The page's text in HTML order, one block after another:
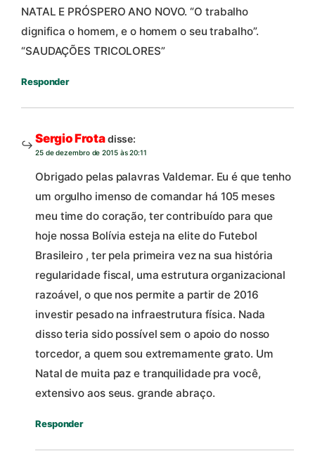
NATAL E PRÓSPERO ANO NOVO. “O trabalho
dignifica o homem, e o homem o seu trabalho”.
“SAUDAÇÕES TRICOLORES”
Responder
Sergio Frotadisse:
25 de dezembro de 2015 às 20:11
Obrigado pelas palavras Valdemar. Eu é que tenho
um orgulho imenso de comandar há 105 meses
meu time do coração, ter contribuído para que
hoje nossa Bolívia esteja na elite do Futebol
Brasileiro , ter pela primeira vez na sua história
regularidade fiscal, uma estrutura organizacional
razoável, o que nos permite a partir de 2016
investir pesado na infraestrutura física. Nada
disso teria sido possível sem o apoio do nosso
torcedor, a quem sou extremamente grato. Um
Natal de muita paz e tranquilidade pra você,
extensivo aos seus. grande abraço.
Responder